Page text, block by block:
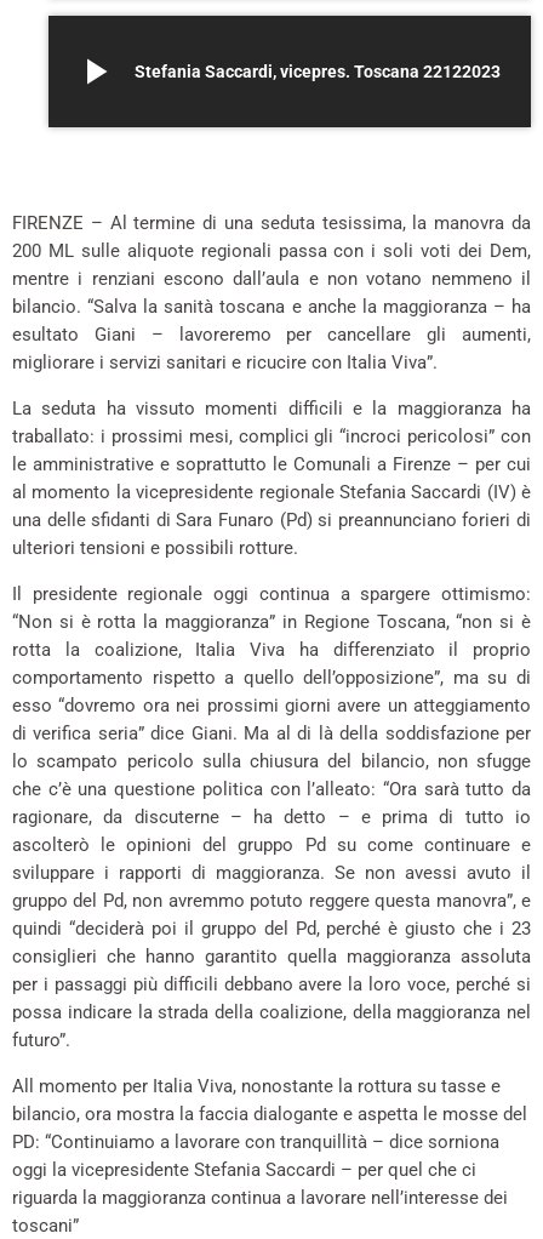
play_arrow Stefania Saccardi, vicepres. Toscana 22122023
FIRENZE – Al termine di una seduta tesissima, la manovra da
200 ML sulle aliquote regionali passa con i soli voti dei Dem,
mentre i renziani escono dall’aula e non votano nemmeno il
bilancio. “Salva la sanità toscana e anche la maggioranza – ha
esultato Giani – lavoreremo per cancellare gli aumenti,
migliorare i servizi sanitari e ricucire con Italia Viva”.
La seduta ha vissuto momenti difficili e la maggioranza ha
traballato: i prossimi mesi, complici gli “incroci pericolosi” con
le amministrative e soprattutto le Comunali a Firenze – per cui
al momento la vicepresidente regionale Stefania Saccardi (IV) è
una delle sfidanti di Sara Funaro (Pd) si preannunciano forieri di
ulteriori tensioni e possibili rotture.
Il presidente regionale oggi continua a spargere ottimismo:
“Non si è rotta la maggioranza” in Regione Toscana, “non si è
rotta la coalizione, Italia Viva ha differenziato il proprio
comportamento rispetto a quello dell’opposizione”, ma su di
esso “dovremo ora nei prossimi giorni avere un atteggiamento
di verifica seria” dice Giani. Ma al di là della soddisfazione per
lo scampato pericolo sulla chiusura del bilancio, non sfugge
che c’è una questione politica con l’alleato: “Ora sarà tutto da
ragionare, da discuterne – ha detto – e prima di tutto io
ascolterò le opinioni del gruppo Pd su come continuare e
sviluppare i rapporti di maggioranza. Se non avessi avuto il
gruppo del Pd, non avremmo potuto reggere questa manovra”, e
quindi “deciderà poi il gruppo del Pd, perché è giusto che i 23
consiglieri che hanno garantito quella maggioranza assoluta
per i passaggi più difficili debbano avere la loro voce, perché si
possa indicare la strada della coalizione, della maggioranza nel
futuro”.
All momento per Italia Viva, nonostante la rottura su tasse e
bilancio, ora mostra la faccia dialogante e aspetta le mosse del
PD: “Continuiamo a lavorare con tranquillità – dice sorniona
oggi la vicepresidente Stefania Saccardi – per quel che ci
riguarda la maggioranza continua a lavorare nell’interesse dei
toscani”